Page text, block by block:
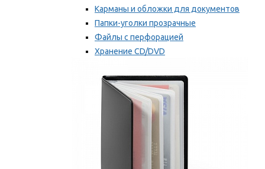
Карманы и обложки для документов
Папки-уголки прозрачные
Файлы с перфорацией
Хранение CD/DVD
Мы рекомендуем